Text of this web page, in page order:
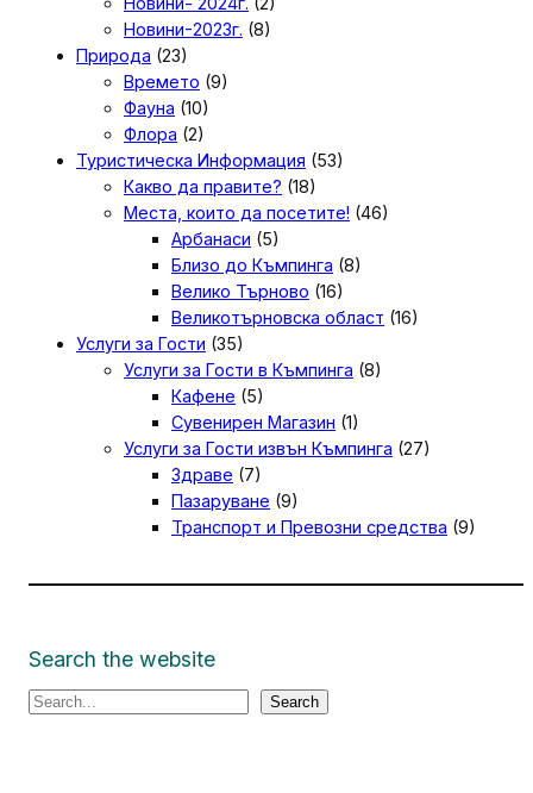
Новини-2023г. (8)
Природа (23)
Времето (9)
Фауна (10)
Флора (2)
Туристическа Информация (53)
Какво да правите? (18)
Места, които да посетите! (46)
Арбанаси (5)
Близо до Къмпинга (8)
Велико Търново (16)
Великотърновска област (16)
Услуги за Гости (35)
Услуги за Гости в Къмпинга (8)
Кафене (5)
Сувенирен Магазин (1)
Услуги за Гости извън Къмпинга (27)
Здраве (7)
Пазаруване (9)
Транспорт и Превозни средства (9)
Search the website
S
Search